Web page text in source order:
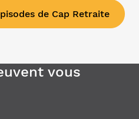
de Cap Retraite
vous